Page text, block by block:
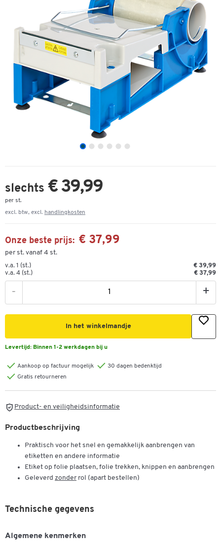
slechts € 39,99
per st.
excl. btw, excl. handlingkosten
Onze beste prijs: € 37,99
per st. vanaf 4 st.
v.a. 1 (st.)
€ 39,99
v.a. 4 (st.)
€ 37,99
- +
In het winkelmandje
Levertijd: Binnen 1-2 werkdagen bij u
Aankoop op factuur mogelijk
30 dagen bedenktijd
Gratis retourneren
Product- en veiligheidsinformatie
Productbeschrijving
Praktisch voor het snel en gemakkelijk aanbrengen van
etiketten en andere informatie
Etiket op folie plaatsen, folie trekken, knippen en aanbrengen
Geleverd zonder rol (apart bestellen)
Technische gegevens
Algemene kenmerken